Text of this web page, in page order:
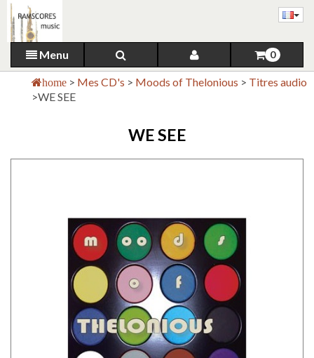
Menu 0
home > Mes CD's > Moods of Thelonious > Titres audio
>WE SEE
WE SEE